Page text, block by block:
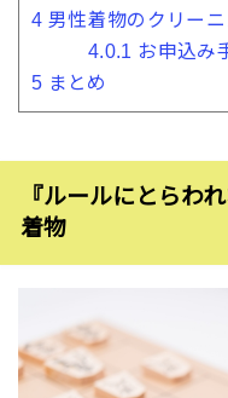
4 男性着物のクリー
4.0.1 お申込み
5 まとめ
『ルールにとらわ
着物